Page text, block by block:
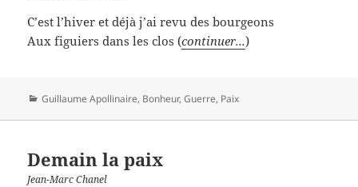
C’est l’hiver et déjà j’ai revu des bourgeons
Aux figuiers dans les clos (continuer...)
Catégories
Guillaume Apollinaire, Bonheur,Guerre, Paix
Demain la paix
Jean-Marc Chanel